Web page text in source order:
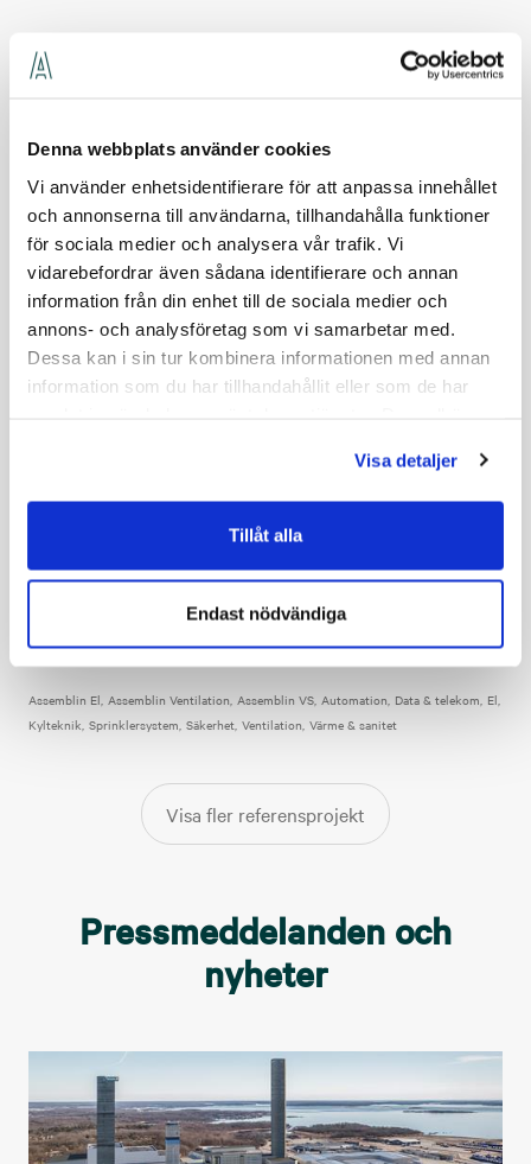
Denna webbplats använder cookies
Vi använder enhetsidentifierare för att anpassa innehållet
och annonserna till användarna, tillhandahålla funktioner
för sociala medier och analysera vår trafik. Vi
vidarebefordrar även sådana identifierare och annan
information från din enhet till de sociala medier och
annons- och analysföretag som vi samarbetar med.
Dessa kan i sin tur kombinera informationen med annan
information som du har tillhandahållit eller som de har
Visa detaljer
Tillåt alla
Endast nödvändiga
NKT
NKT:s fabrik i Karlskrona är en av världens största anläggningar
el har utökat sin produktion bland annat genom ett nytt torn,
NKT Lighthouse, som med sina 150 meter ovan mark är Sveriges
tredje högsta. Assemblin har under en period om cirka två år
utfört ett multitekniskt uppdrag vid anläggningen.
Assemblin El Assemblin Ventilation Assemblin VS Automation Data & telekom El
Kylteknik Sprinklersystem Säkerhet Ventilation Värme & sanitet
Visa fler referensprojekt
Pressmeddelanden och
nyheter